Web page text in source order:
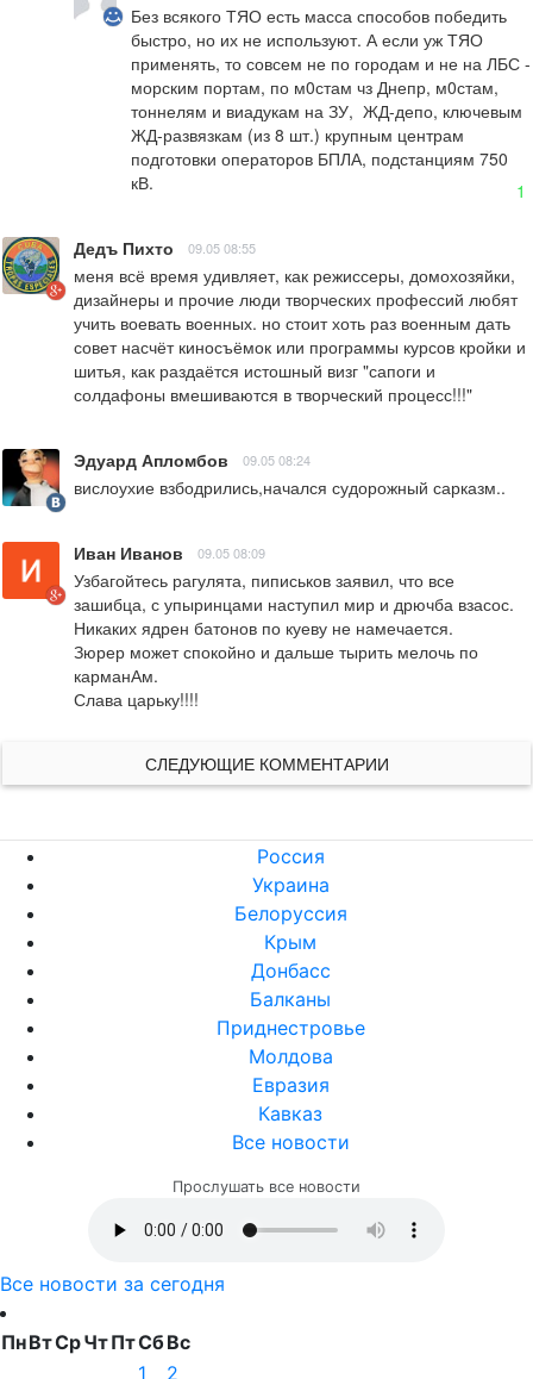
Без всякого ТЯО есть масса способов победить
быстро, но их не используют. А если уж ТЯО
применять, то совсем не по городам и не на ЛБС -
морским портам, по м0стам чз Днепр, м0стам,
тоннелям и виадукам на ЗУ,  ЖД-депо, ключевым
ЖД-развязкам (из 8 шт.) крупным центрам
подготовки операторов БПЛА, подстанциям 750
кВ.
1
Дедъ Пихто 09.05 08:55
меня всё время удивляет, как режиссеры, домохозяйки,
дизайнеры и прочие люди творческих профессий любят
учить воевать военных. но стоит хоть раз военным дать
совет насчёт киносъёмок или программы курсов кройки и
шитья, как раздаётся истошный визг "сапоги и
солдафоны вмешиваются в творческий процесс!!!"
Эдуард Апломбов 09.05 08:24
вислоухие взбодрились,начался судорожный сарказм..
Иван Иванов 09.05 08:09
Узбагойтесь рагулята, пиписьков заявил, что все
зашибца, с упыринцами наступил мир и дрючба взасос.
Никаких ядрен батонов по куеву не намечается.
Зюрер может спокойно и дальше тырить мелочь по
карманАм.
Слава царьку!!!!
СЛЕДУЮЩИЕ КОММЕНТАРИИ
Россия
Украина
Белоруссия
Крым
Донбасс
Балканы
Приднестровье
Молдова
Евразия
Кавказ
Все новости
Прослушать все новости
Все новости за сегодня
ПнВтСрЧтПтСбВс
1
2